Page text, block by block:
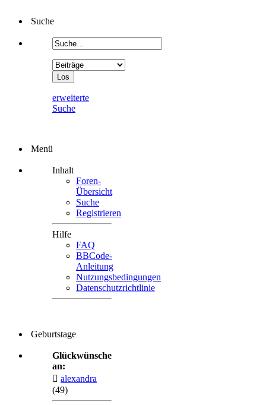
Suche
erweiterte
Suche
Menü
Inhalt
Foren-
Übersicht
Suche
Registrieren
Hilfe
FAQ
BBCode-
Anleitung
Nutzungsbedingungen
Datenschutzrichtlinie
Geburtstage
Glückwünsche
an:
alexandra
(49)